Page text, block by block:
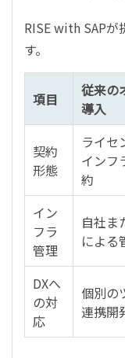
RISE with SAP
す。
項目
従来の
導入
契約
形態
ライセ
インフ
約
イン
フラ
管理
自社ま
による
DXへ
の対
応
個別の
連携開